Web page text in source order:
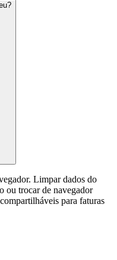
Limpar dados do
ou trocar de navegador
para faturas